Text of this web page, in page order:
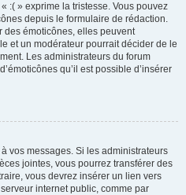
:( » exprime la tristesse. Vous pouvez
depuis le formulaire de rédaction.
des émoticônes, elles peuvent
et un modérateur pourrait décider de le
Les administrateurs du forum
qu’il est possible d’insérer
vos messages. Si les administrateurs
jointes, vous pourrez transférer des
vous devrez insérer un lien vers
internet public, comme par